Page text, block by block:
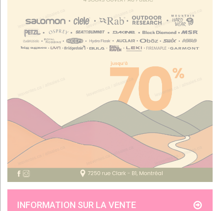
INFORMATION SUR LA VENTE